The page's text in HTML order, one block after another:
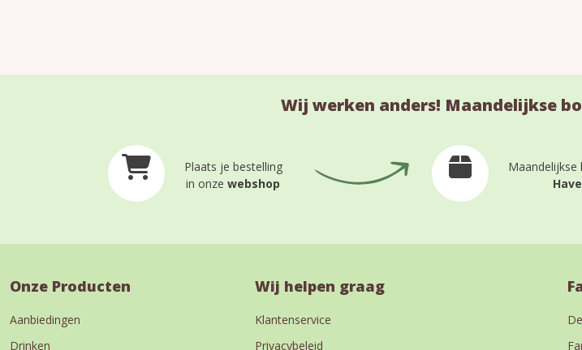
Wij werken anders! Maandelijkse
Plaats je bestelling
in onze webshop
Maandelijkse
Onze Producten
Aanbiedingen
Drinken
Wij helpen graag
Klantenservice
Privacybeleid